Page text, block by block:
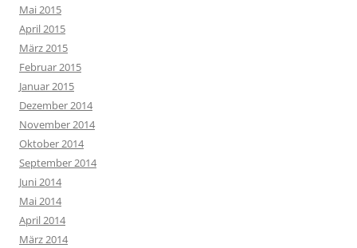
Mai 2015
April 2015
März 2015
Februar 2015
Januar 2015
Dezember 2014
November 2014
Oktober 2014
September 2014
Juni 2014
Mai 2014
April 2014
März 2014